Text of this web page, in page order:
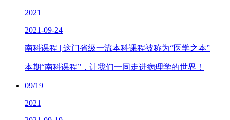
2021
2021-09-24
南科课程 | 这门省级一流本科课程被称为“医学之本”
本期“南科课程”，让我们一同走进病理学的世界！
09/19
2021